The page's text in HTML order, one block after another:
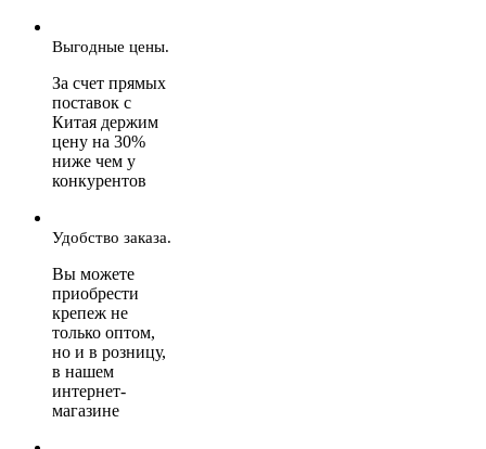
Выгодные цены.
За счет прямых
поставок с
Китая держим
цену на 30%
ниже чем у
конкурентов
Удобство заказа.
Вы можете
приобрести
крепеж не
только оптом,
но и в розницу,
в нашем
интернет-
магазине